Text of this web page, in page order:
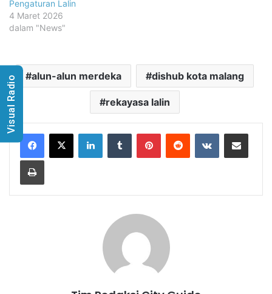
Pengaturan Lalin
4 Maret 2026
dalam "News"
alun-alun merdeka dishub kota malang
rekayasa lalin
LinkedInTumblr PinterestReddit VKontakteShare via Email
Print
Visual Radio